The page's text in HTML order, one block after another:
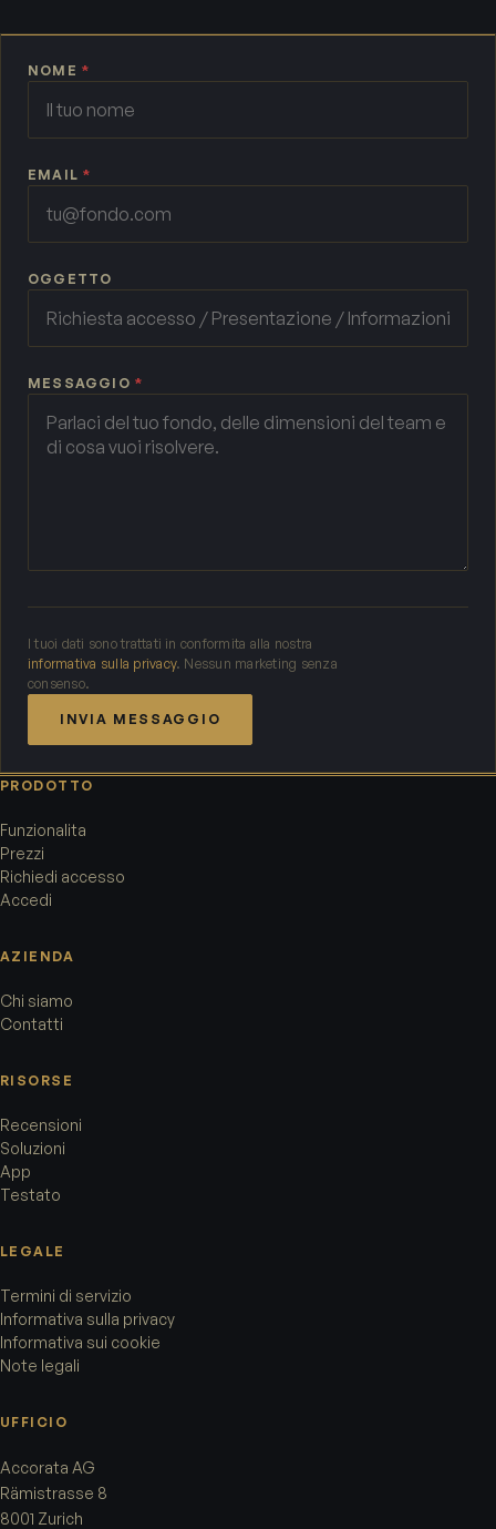
NOME *
EMAIL*
OGGETTO
MESSAGGIO *
I tuoi dati sono trattati in conformita alla nostra
informativa sulla privacy. Nessun marketing senza
consenso.
INVIA MESSAGGIO
PRODOTTO
Funzionalita
Prezzi
Richiedi accesso
Accedi
AZIENDA
Chi siamo
Contatti
RISORSE
Recensioni
Soluzioni
App
Testato
LEGALE
Termini di servizio
Informativa sulla privacy
Informativa sui cookie
Note legali
UFFICIO
Accorata AG
Rämistrasse 8
8001 Zurich